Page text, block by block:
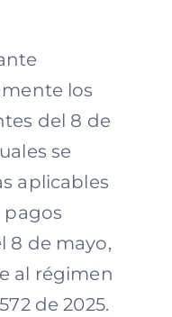
los
del 8 de
se
aplicables
pagos
8 de mayo,
al régimen
de 2025.